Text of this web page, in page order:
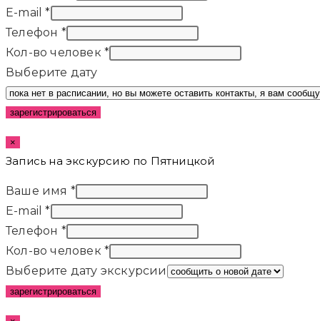
E-mail*
Телефон *
Кол-во человек *
Выберите дату
зарегистрироваться
×
Запись на экскурсию по Пятницкой
Ваше имя *
E-mail*
Телефон *
Кол-во человек *
Выберите дату экскурсии
зарегистрироваться